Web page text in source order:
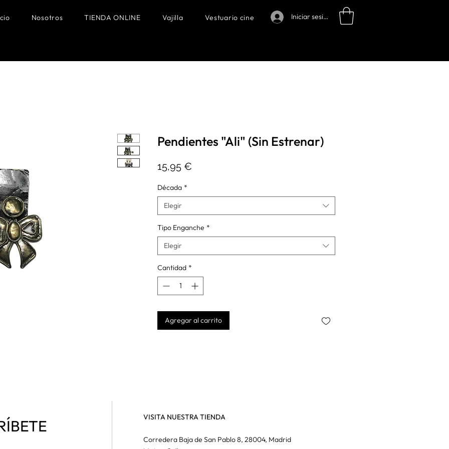
Nosotros TIENDA ONLINE Vajilla Vestuario cine Iniciar sesión
Pendientes "Ali" (Sin Estrenar)
15,95 €
Década *
Elegir
Tipo Enganche *
Elegir
Cantidad *
Agregar al carrito
VISITA NUESTRA TIENDA
Corredera Baja de San Pablo 8, 28004, Madrid